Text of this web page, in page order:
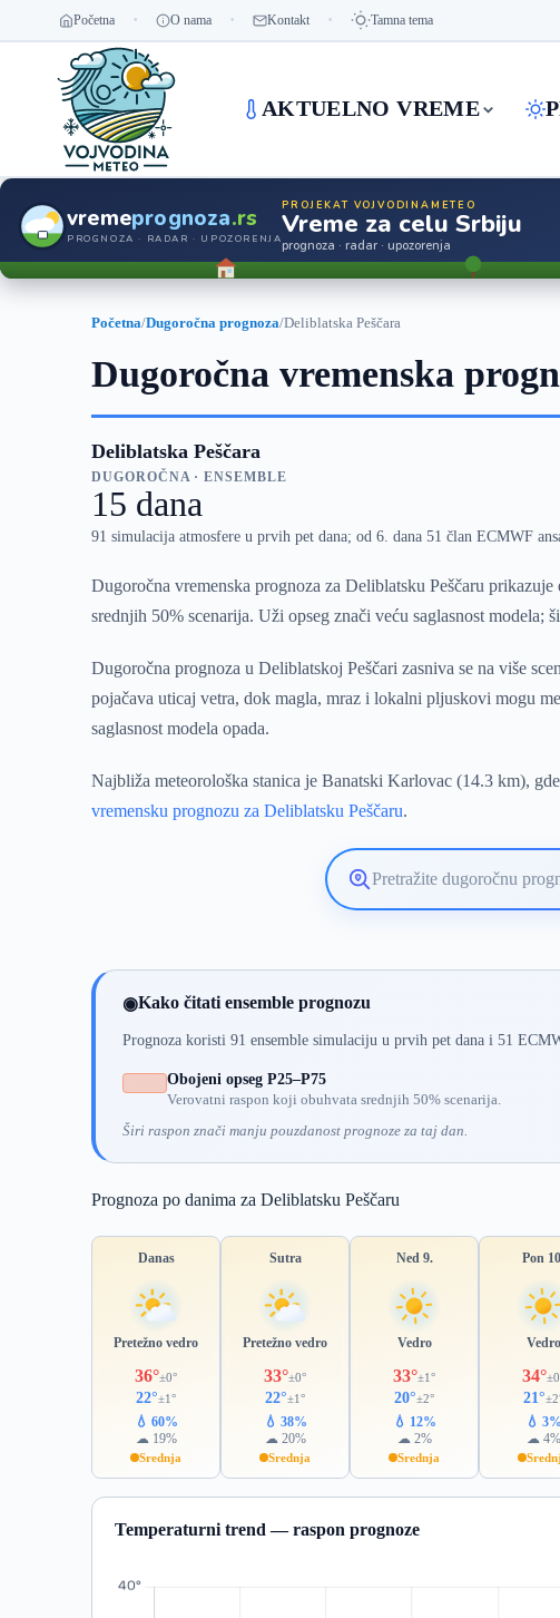
Početna O nama Kontakt Tamna tema
AKTUELNO VREME
vremeprognoza.rs
PROGNOZA · RADAR · UPOZORENJA
PROJEKAT VOJVODINAMETEO
Vreme za celu Srbiju
prognoza · radar · upozorenja
Početna/Dugoročna prognoza/Deliblatska Peščara
Dugoročna vremenska
Deliblatska Peščara
DUGOROČNA · ENSEMBLE
15 dana
91 simulacija atmosfere u prvih pet dana; od 6. dana 51 član ECMWF
Dugoročna vremenska prognoza za Deliblatsku Peščaru
srednjih 50% scenarija. Uži opseg znači veću saglasnost modela;
Dugoročna prognoza u Deliblatskoj Peščari zasniva se na više
pojačava uticaj vetra, dok magla, mraz i lokalni pljuskovi mogu
saglasnost modela opada.
Najbliža meteorološka stanica je Banatski Karlovac (14.3 km),
vremensku prognozu za Deliblatsku Peščaru.
Pretražite
lokaciju
◉Kako čitati ensemble prognozu
Prognoza koristi 91 ensemble simulaciju u prvih pet dana i 51
Obojeni opseg P25–P75
Verovatni raspon koji obuhvata srednjih 50% scenarija.
Širi raspon znači manju pouzdanost prognoze za taj dan.
Prognoza po danima za Deliblatsku Peščaru
Danas
Pretežno vedro
36°±0°
22°±1°
💧 60%
☁ 19%
Srednja
Sutra
Pretežno vedro
33°±0°
22°±1°
💧 38%
☁ 20%
Srednja
Ned 9.
Vedro
33°±1°
20°±2°
💧 12%
☁ 2%
Srednja
Pon
Vedro
34°
21°
💧 3%
☁ 4%
Temperaturni trend — raspon prognoze